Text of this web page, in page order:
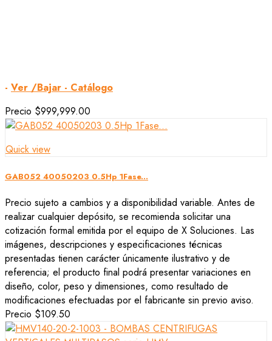
- Ver /Bajar - Catálogo
Precio $999,999.00
Quick view
GAB052 40050203 0.5Hp 1Fase...
Precio sujeto a cambios y a disponibilidad variable. Antes de
realizar cualquier depósito, se recomienda solicitar una
cotización formal emitida por el equipo de X Soluciones. Las
imágenes, descripciones y especificaciones técnicas
presentadas tienen carácter únicamente ilustrativo y de
referencia; el producto final podrá presentar variaciones en
diseño, color, peso y dimensiones, como resultado de
modificaciones efectuadas por el fabricante sin previo aviso.
Precio $109.50